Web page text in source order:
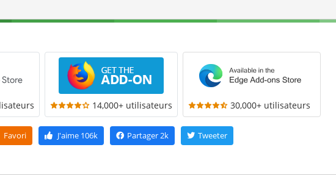
14,000+ utilisateurs 30,000+ utilisateurs
Favori J'aime106k Partager2k Tweeter